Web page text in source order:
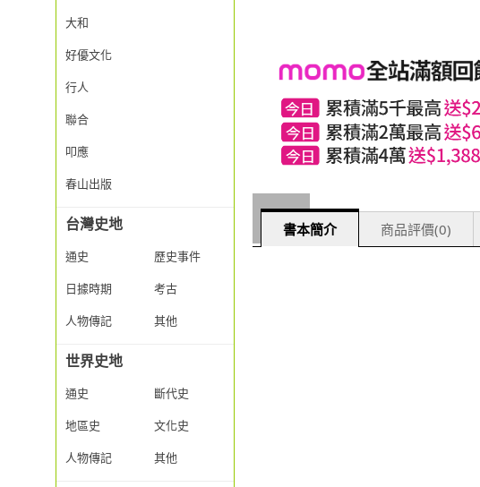
大和
好優文化
行人
聯合
叩應
春山出版
台灣史地
通史
歷史事件
日據時期
考古
人物傳記
其他
世界史地
通史
斷代史
地區史
文化史
人物傳記
其他
書本簡介 商品評價(0)